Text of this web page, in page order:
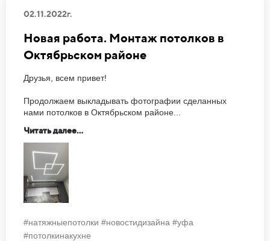
02.11.2022г.
Новая работа. Монтаж потолков в
Октябрьском районе
Друзья, всем привет!
Продолжаем выкладывать фотографии сделанных
нами потолков в Октябрьском районе...
Читать далее...
#натяжныепотолки #новостидизайна #уфа
#потолкинакухне